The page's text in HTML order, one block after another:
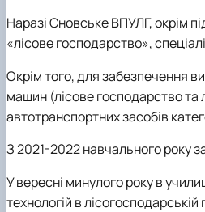
Наразі Сновське ВПУЛГ, окрім
«лісове господарство»,
Окрім того, для забезпечення
машин (лісове господарство та
автотранспортних засобів
З 2021-2022 навчального року
У вересні минулого року в
технологій в